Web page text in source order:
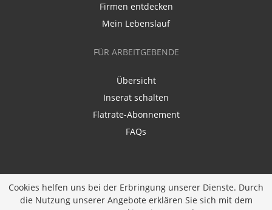
Firmen entdecken
Mein Lebenslauf
FÜR ARBEITGEBENDE
Übersicht
Inserat schalten
Flatrate-Abonnement
FAQs
Cookies helfen uns bei der Erbringung unserer Dienste. Durch
die Nutzung unserer Angebote erklären Sie sich mit dem